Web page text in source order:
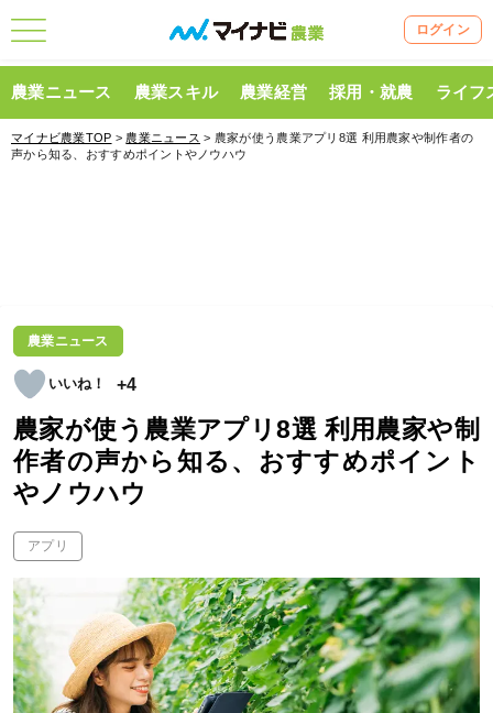
ログイン
農業ニュース 農業スキル 農業経営 採用・就農 ライフ
マイナビ農業TOP > 農業ニュース > 農家が使う農業アプリ8選 利用農家や制作者の
声から知る、おすすめポイントやノウハウ
農業ニュース
+4
農家が使う農業アプリ8選 利用農家や制
作者の声から知る、おすすめポイント
やノウハウ
アプリ